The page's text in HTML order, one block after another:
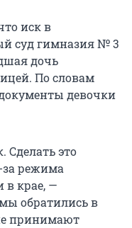
иск в
суд гимназия № 3
дочь
По словам
девочки
Сделать это
за режима
в крае, —
обратились в
принимают